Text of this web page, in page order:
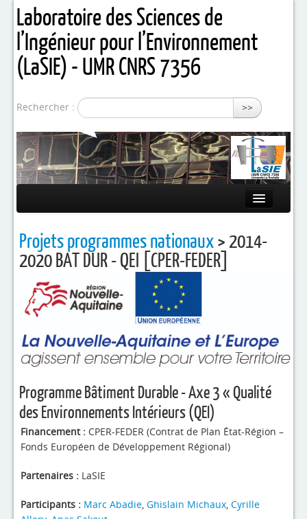
Laboratoire des Sciences de
l’Ingénieur pour l’Environnement
(LaSIE) - UMR CNRS 7356
Rechercher : >>
Equipes de recherche
Activités / Projets
4evLab
RUPEElab
Expertises
Master - Doctorat
Intranet
Actualités
Projets programmes nationaux> 2014-
2020 BAT DUR - QEI [CPER-FEDER]
Programme Bâtiment Durable - Axe 3 « Qualité
des Environnements Intérieurs (QEI)
Financement : CPER-FEDER (Contrat de Plan État-Région –
Fonds Européen de Développement Régional)
Partenaires : LaSIE
Participants : Marc Abadie Ghislain Michaux Cyrille